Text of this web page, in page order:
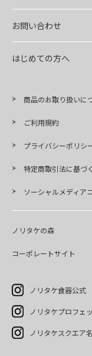
お問い合わせ
はじめての方へ
商品のお取り扱いに
ご利用規約
プライバシーポリシ
特定商取引法に基づ
ソーシャルメディア
ノリタケの森
コーポレートサイト
ノリタケ食器公式
ノリタケプロフェ
ノリタケスクエア